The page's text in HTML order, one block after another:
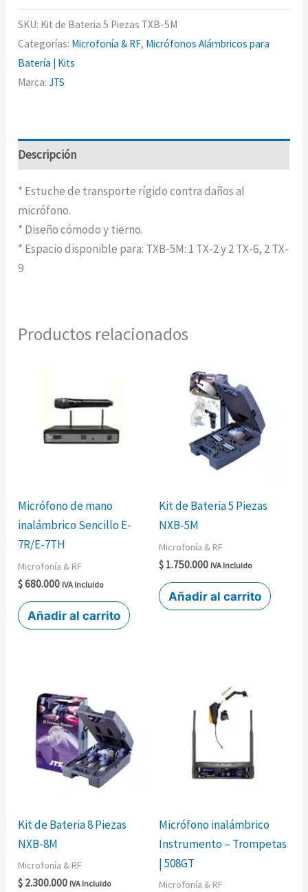
SKU: Kit de Bateria 5 Piezas TXB-5M
Categorías: Microfonía & RF, Micrófonos Alámbricos para
Batería | Kits
Marca:JTS
Descripción
* Estuche de transporte rígido contra daños al
micrófono.
* Diseño cómodo y tierno.
* Espacio disponible para: TXB-5M: 1 TX-2 y 2 TX-6, 2 TX-
9
Productos relacionados
Micrófono de mano
inalámbrico Sencillo E-
7R/E-7TH
Microfonía & RF
$680.000 IVA Incluido
Añadir al carrito
Kit de Bateria 5 Piezas
NXB-5M
Microfonía & RF
$ 1.750.000 IVA Incluido
Añadir al carrito
Kit de Bateria 8 Piezas
NXB-8M
Microfonía & RF
$ 2.300.000 IVA Incluido
Micrófono inalámbrico
Instrumento – Trompetas
| 508GT
Microfonía & RF